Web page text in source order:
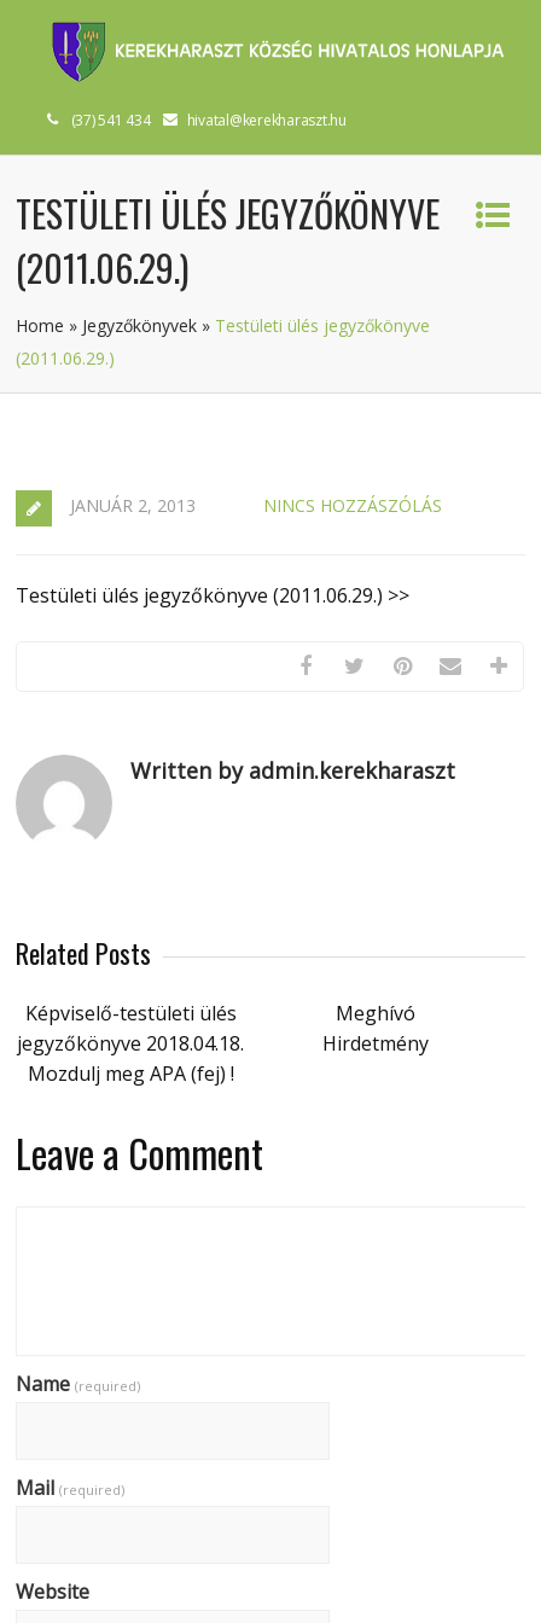
(37) 541 434 hivatal@kerekharaszt.hu
TESTÜLETI ÜLÉS JEGYZŐKÖNYVE
(2011.06.29.)
Home » Jegyzőkönyvek » Testületi ülés jegyzőkönyve
(2011.06.29.)
JANUÁR 2, 2013 NINCS HOZZÁSZÓLÁS
Testületi ülés jegyzőkönyve (2011.06.29.) >>
Written by admin.kerekharaszt
Related Posts
Képviselő-testületi ülés
jegyzőkönyve 2018.04.18.
Meghívó
Hirdetmény
Mozdulj meg APA (fej) !
Leave a Comment
Name(required)
Mail(required)
Website